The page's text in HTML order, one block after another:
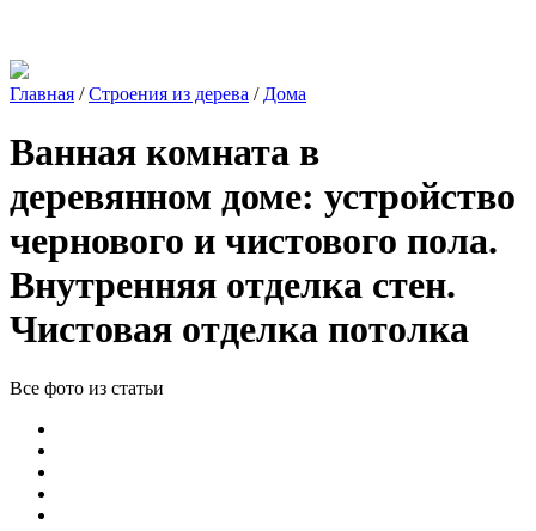
Главная /Строения из дерева / Дома
Ванная комната в
деревянном доме: устройство
чернового и чистового пола.
Внутренняя отделка стен.
Чистовая отделка потолка
Все фото из статьи